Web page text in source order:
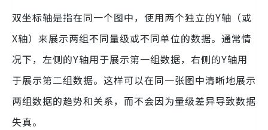
双坐标轴是指在同一个图中，使用两个独立的Y轴（或
X轴）来展示两组不同量级或不同单位的数据。通常情
况下，左侧的Y轴用于展示第一组数据，右侧的Y轴用
于展示第二组数据。这样可以在同一张图中清晰地展示
两组数据的趋势和关系，而不会因为量级差异导致数据
失真。